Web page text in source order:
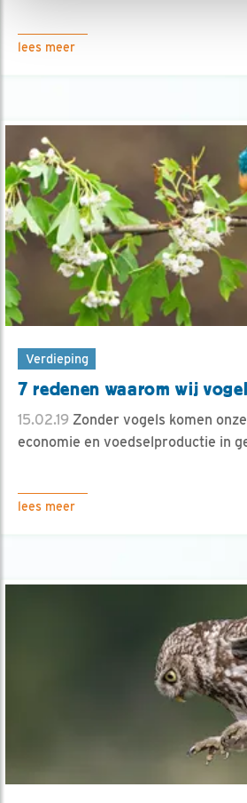
lees meer
Verdieping
7 redenen waarom wij
15.02.19 Zonder vogels komen
economie en voedselproductie in
lees meer